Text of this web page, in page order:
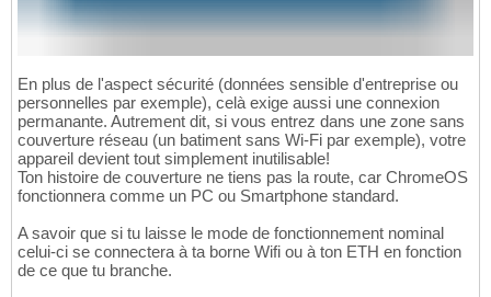
En plus de l'aspect sécurité (données sensible d'entreprise ou
personnelles par exemple), celà exige aussi une connexion
permanante. Autrement dit, si vous entrez dans une zone sans
couverture réseau (un batiment sans Wi-Fi par exemple), votre
appareil devient tout simplement inutilisable!
Ton histoire de couverture ne tiens pas la route, car ChromeOS
fonctionnera comme un PC ou Smartphone standard.
A savoir que si tu laisse le mode de fonctionnement nominal
celui-ci se connectera à ta borne Wifi ou à ton ETH en fonction
de ce que tu branche.